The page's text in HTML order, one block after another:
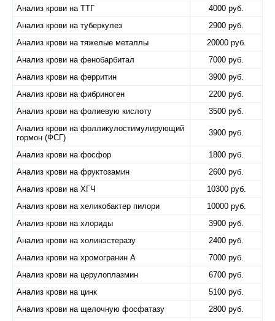
Анализ крови на ТТГ
4000 руб.
Анализ крови на туберкулез
2900 руб.
Анализ крови на тяжелые металлы
20000 руб.
Анализ крови на фенобарбитал
7000 руб.
Анализ крови на ферритин
3900 руб.
Анализ крови на фибриноген
2200 руб.
Анализ крови на фолиевую кислоту
3500 руб.
Анализ крови на фолликулостимулирующий
гормон (ФСГ)
3900 руб.
Анализ крови на фосфор
1800 руб.
Анализ крови на фруктозамин
2600 руб.
Анализ крови на ХГЧ
10300 руб.
Анализ крови на хеликобактер пилори
10000 руб.
Анализ крови на хлориды
3900 руб.
Анализ крови на холинэстеразу
2400 руб.
Анализ крови на хромогранин А
7000 руб.
Анализ крови на церулоплазмин
6700 руб.
Анализ крови на цинк
5100 руб.
Анализ крови на щелочную фосфатазу
2800 руб.